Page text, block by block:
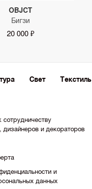
OBJCT
Бигзи
20 000 ₽
Свет Текстиль
дизайнеров и декораторов
и
данных